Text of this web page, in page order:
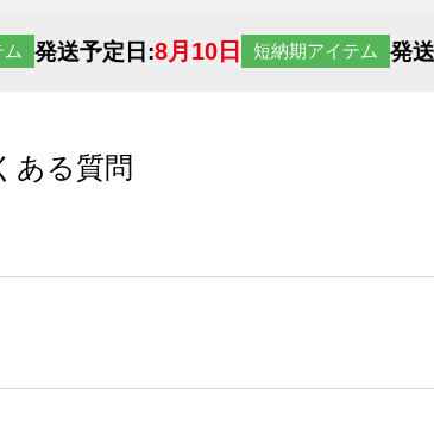
発送予定日:8月10日 短納期アイテム 発
ある質問
ートが担当する
ビスよりも低価格で製作することが可能です。